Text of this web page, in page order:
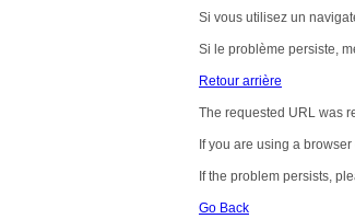
Si vous utilisez un
Si le problème persiste,
Retour arrière
The requested URL was
If you are using a
If the problem persists,
Go Back